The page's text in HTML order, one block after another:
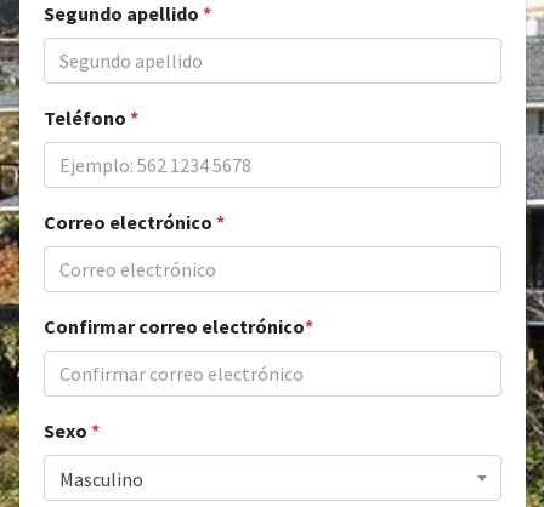
Segundo apellido *
Teléfono *
Correo electrónico *
Confirmar correo electrónico*
Sexo *
Masculino